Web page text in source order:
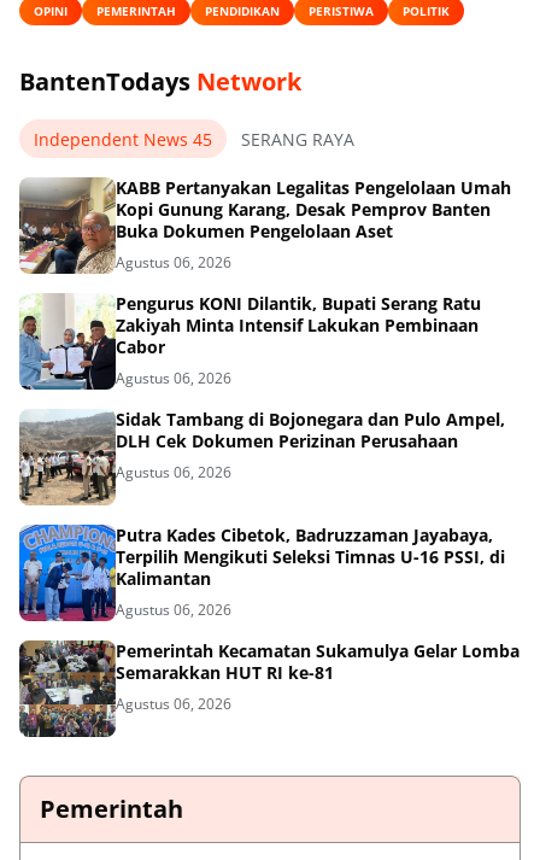
OPINI
PEMERINTAH PENDIDIKAN PERISTIWA POLITIK
BantenTodays Network
Independent News 45 SERANG RAYA
KABB Pertanyakan Legalitas Pengelolaan Umah
Kopi Gunung Karang, Desak Pemprov Banten
Buka Dokumen Pengelolaan Aset
Agustus 06, 2026
Pengurus KONI Dilantik, Bupati Serang Ratu
Zakiyah Minta Intensif Lakukan Pembinaan
Cabor
Agustus 06, 2026
Sidak Tambang di Bojonegara dan Pulo Ampel,
DLH Cek Dokumen Perizinan Perusahaan
Agustus 06, 2026
Putra Kades Cibetok, Badruzzaman Jayabaya,
Terpilih Mengikuti Seleksi Timnas U-16 PSSI, di
Kalimantan
Agustus 06, 2026
Pemerintah Kecamatan Sukamulya Gelar Lomba
Semarakkan HUT RI ke-81
Agustus 06, 2026
Pemerintah